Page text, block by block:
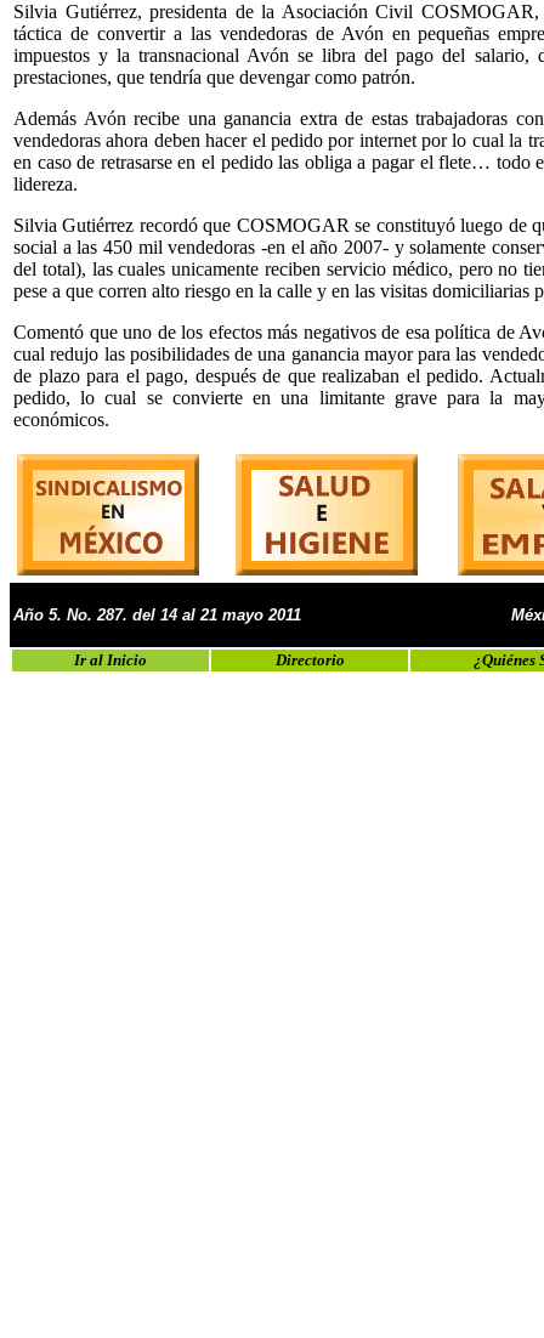
Silvia Gutiérrez, presidenta de la Asociación Civil
táctica de convertir a las vendedoras de Avón en pequeñas
impuestos y la transnacional Avón se libra del pago del
prestaciones, que tendría que devengar como patrón.
Además Avón recibe una ganancia extra de estas trabajadoras
vendedoras ahora deben hacer el pedido por internet por lo cual la
en caso de retrasarse en el pedido las obliga a pagar el flete…
lidereza.
Silvia Gutiérrez recordó que COSMOGAR se constituyó luego de
social a las 450 mil vendedoras -en el año 2007- y solamente
del total), las cuales unicamente reciben servicio médico, pero no
pese a que corren alto riesgo en la calle y en las visitas domiciliarias
Comentó que uno de los efectos más negativos de esa política de
cual redujo las posibilidades de una ganancia mayor para las
de plazo para el pago, después de que realizaban el pedido.
pedido, lo cual se convierte en una limitante grave para la
económicos.
Año 5. No. 287. del 14 al 21 mayo 2011
Ir al Inicio Directorio ¿Quiénes